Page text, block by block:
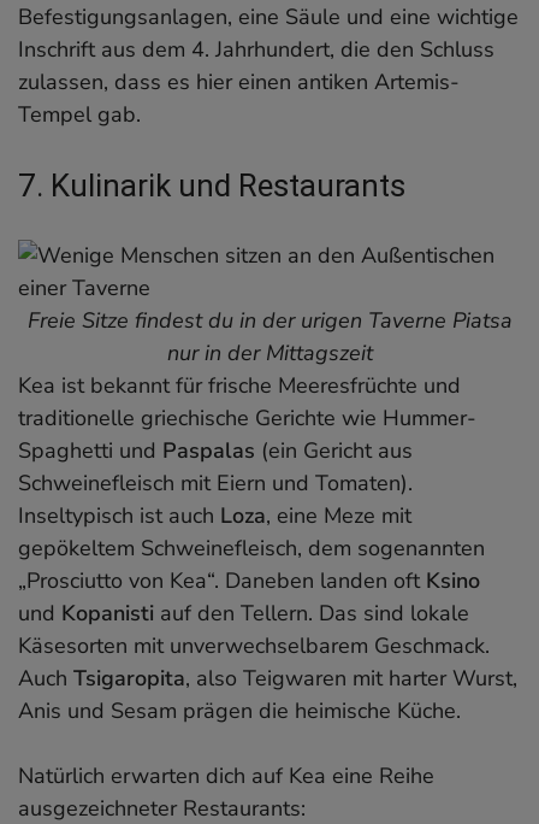
Befestigungsanlagen, eine Säule und eine wichtige
Inschrift aus dem 4. Jahrhundert, die den Schluss
zulassen, dass es hier einen antiken Artemis-
Tempel gab.
7. Kulinarik und Restaurants
Freie Sitze findest du in der urigen Taverne Piatsa
nur in der Mittagszeit
Kea ist bekannt für frische Meeresfrüchte und
traditionelle griechische Gerichte wie Hummer-
Spaghetti und Paspalas (ein Gericht aus
Schweinefleisch mit Eiern und Tomaten).
Inseltypisch ist auch Loza, eine Meze mit
gepökeltem Schweinefleisch, dem sogenannten
„Prosciutto von Kea“. Daneben landen oft Ksino
und Kopanisti auf den Tellern. Das sind lokale
Käsesorten mit unverwechselbarem Geschmack.
Auch Tsigaropita, also Teigwaren mit harter Wurst,
Anis und Sesam prägen die heimische Küche.
Natürlich erwarten dich auf Kea eine Reihe
ausgezeichneter Restaurants: